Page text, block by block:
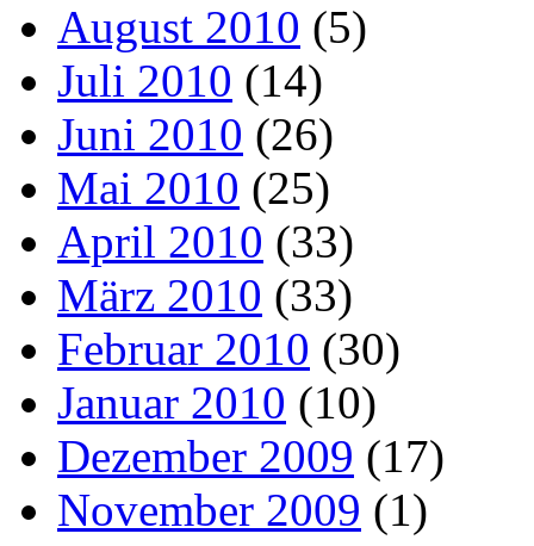
August 2010 (5)
Juli 2010 (14)
Juni 2010 (26)
Mai 2010 (25)
April 2010 (33)
März 2010 (33)
Februar 2010 (30)
Januar 2010 (10)
Dezember 2009 (17)
November 2009 (1)